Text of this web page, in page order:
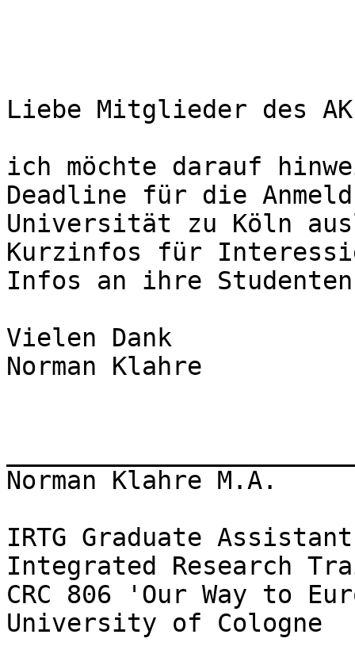
Liebe Mitglieder des
ich möchte darauf
Deadline für die
Universität zu Köln
Kurzinfos für
Infos an ihre
Vielen Dank
Norman Klahre
Norman Klahre M.A.
IRTG Graduate Assistant
Integrated Research
CRC 806 'Our Way to
University of Cologne